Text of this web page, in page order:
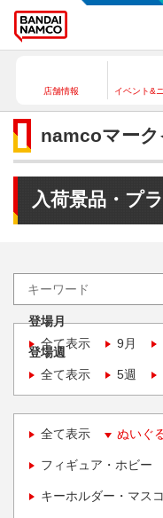
店舗情報 イベント&
namcoマー
入荷景品・プ
登場月
全て表示
9月
登場週
全て表示
5週
全て表示 ぬいぐ
フィギュア・ホビー
キーホルダー・マス